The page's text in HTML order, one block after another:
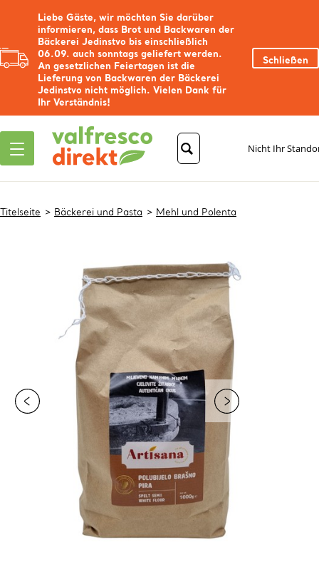
Liebe Gäste, wir möchten Sie darüber
informieren, dass Brot und Backwaren der
Bäckerei Jedinstvo bis einschließlich
06.09. auch sonntags geliefert werden.
An gesetzlichen Feiertagen ist die
Lieferung von Backwaren der Bäckerei
Jedinstvo nicht möglich. Vielen Dank für
Ihr Verständnis!
Schließen
Nicht Ihr
Titelseite Bäckerei und Pasta Mehl und Polenta